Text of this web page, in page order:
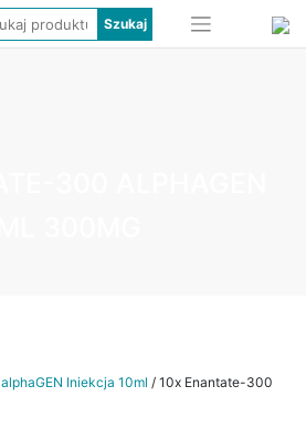
alphaGEN Iniekcja 10ml / 10x Enantate-300